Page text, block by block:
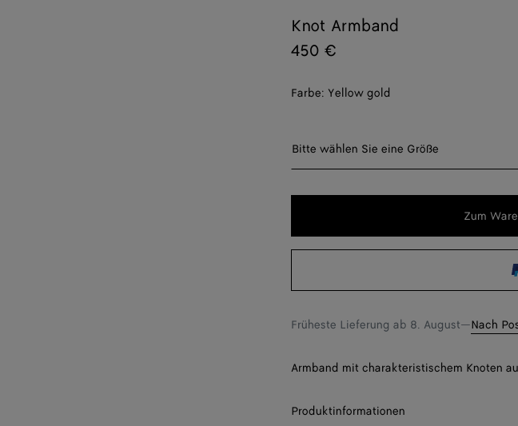
Knot Armband
450 €
Farbe: Yellow gold
Bitte wählen Sie eine Größe
Bitte wählen Sie eine Größe
L
Zum
Früheste Lieferung ab 8. August—Nach
Armband mit charakteristischem Knoten
Produktinformationen